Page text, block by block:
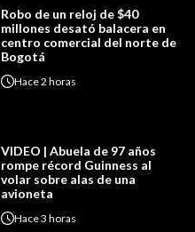
Robo de un reloj de $40
millones desató balacera en
centro comercial del norte de
Bogotá
Hace2 horas
VIDEO | Abuela de 97 años
rompe récord Guinness al
volar sobre alas de una
avioneta
Hace3 horas